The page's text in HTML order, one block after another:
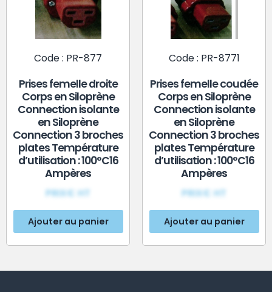
Code : PR-877
Prises femelle droite
Corps en Siloprène
Connection isolante
en Siloprène
Connection 3 broches
plates Température
d’utilisation : 100°C16
Ampères
PRIX€ HT
Ajouter au panier
Code : PR-8771
Prises femelle coudée
Corps en Siloprène
Connection isolante
en Siloprène
Connection 3 broches
plates Température
d’utilisation : 100°C16
Ampères
PRIX€ HT
Ajouter au panier